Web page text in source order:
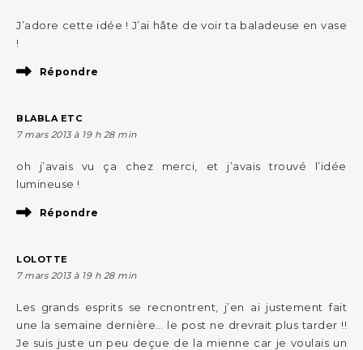
J’adore cette idée ! J’ai hâte de voir ta baladeuse en vase
!
Répondre
BLABLA ETC
7 mars 2013 à 19 h 28 min
oh j’avais vu ça chez merci, et j’avais trouvé l’idée
lumineuse !
Répondre
LOLOTTE
7 mars 2013 à 19 h 28 min
Les grands esprits se recnontrent, j’en ai justement fait
une la semaine dernière… le post ne drevrait plus tarder !!
Je suis juste un peu deçue de la mienne car je voulais un